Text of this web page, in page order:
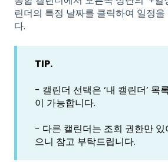
린더의 특정 날짜를 클릭하여 일정
다.
TIP.
- 캘린더 선택은 ‘내 캘린더’ 목
이 가능합니다.
- 다른 캘린더는 조회 권한만 있
으니 참고 부탁드립니다.